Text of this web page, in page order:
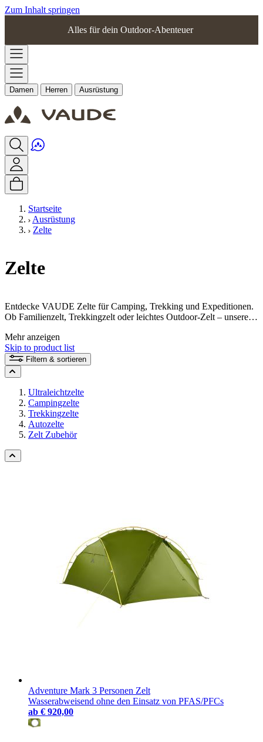
Zum Inhalt springen
Alles für dein Outdoor-Abenteuer
Damen Herren Ausrüstung
Startseite
Ausrüstung
Zelte
Zelte
Entdecke VAUDE Zelte für Camping, Trekking und Expeditionen.
Ob Familienzelt, Trekkingzelt oder leichtes Outdoor-Zelt – unsere
Funktionen für dein nächstes Abenteuer. Entdecke unsere Online -
Zelt Beratung . Sie hilft dir das perfekte Zelt für dein Abenteuer zu
finden.
Mehr anzeigen
Skip to product list
Filtern & sortieren
Ultraleichtzelte
Campingzelte
Trekkingzelte
Autozelte
Zelt Zubehör
Adventure Mark 3 Personen Zelt
Wasserabweisend ohne den Einsatz von PFAS/PFCs
ab € 920,00